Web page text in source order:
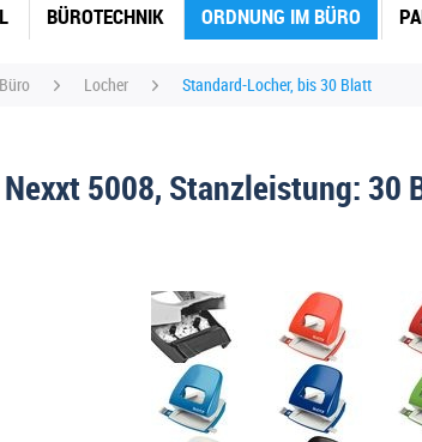
BÜROTECHNIK ORDNUNG IM BÜRO
Locher Standard-Locher, bis 30 Blatt
Nexxt 5008, Stanzleistung: 30